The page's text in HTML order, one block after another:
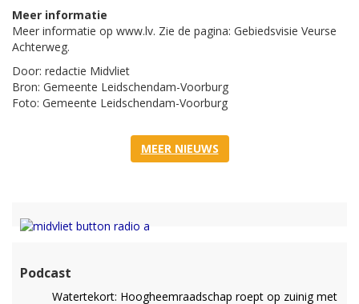
Meer informatie
Meer informatie op www.lv. Zie de pagina: Gebiedsvisie Veurse
Achterweg.
Door: redactie Midvliet
Bron: Gemeente Leidschendam-Voorburg
Foto: Gemeente Leidschendam-Voorburg
MEER NIEUWS
Podcast
Watertekort: Hoogheemraadschap roept op zuinig met